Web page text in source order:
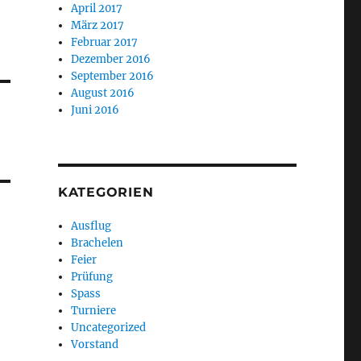
April 2017
März 2017
Februar 2017
Dezember 2016
September 2016
August 2016
Juni 2016
KATEGORIEN
Ausflug
Brachelen
Feier
Prüfung
Spass
Turniere
Uncategorized
Vorstand